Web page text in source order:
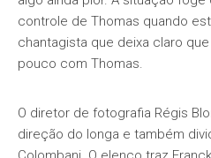
controle de Thomas quando
chantagista que deixa claro
pouco com Thomas.
O diretor de fotografia Régis
direção do longa e também